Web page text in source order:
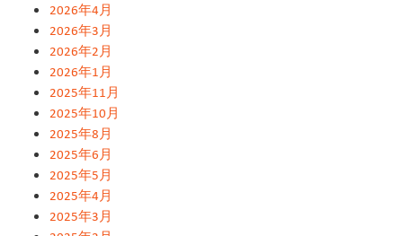
2026年4月
2026年3月
2026年2月
2026年1月
2025年11月
2025年10月
2025年8月
2025年6月
2025年5月
2025年4月
2025年3月